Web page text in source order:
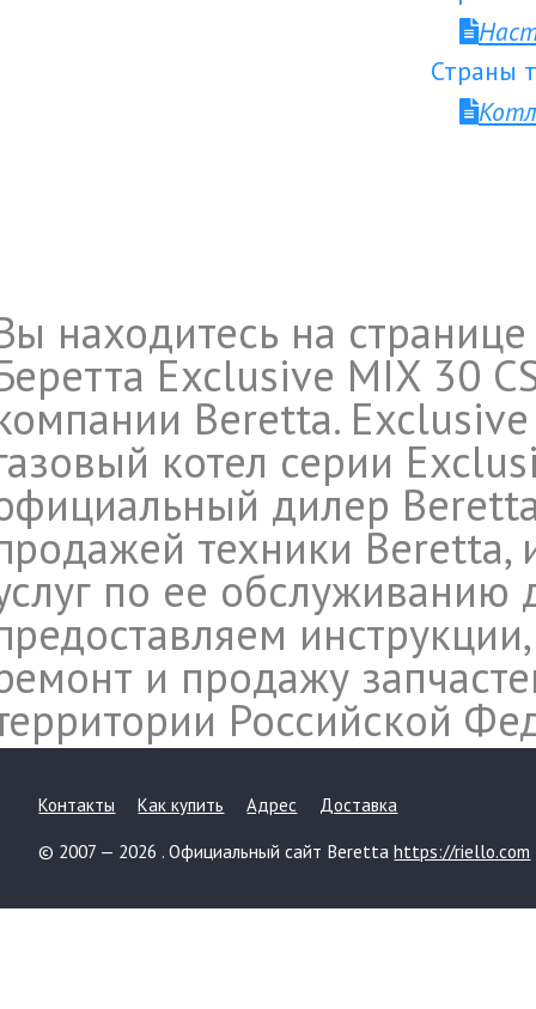
Страны
находитесь на странице
Exclusive MIX 30
Beretta.
котел серии
дилер
техники Beretta,
по ее обслуживанию
и продажу
Российской
Контакты Как купить Адрес Доставка
© 2007 — 2026 . Официальный сайт Berettahttps://riello.com